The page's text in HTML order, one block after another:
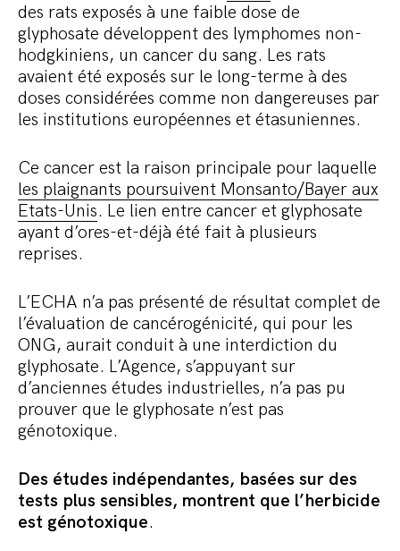
des rats exposés à une faible dose de
glyphosate développent des lymphomes non-
hodgkiniens, un cancer du sang. Les rats
avaient été exposés sur le long-terme à des
doses considérées comme non dangereuses par
les institutions européennes et étasuniennes.
Ce cancer est la raison principale pour laquelle
les plaignants poursuivent Monsanto/Bayer aux
Etats-Unis. Le lien entre cancer et glyphosate
ayant d’ores-et-déjà été fait à plusieurs
reprises.
L’ECHA n’a pas présenté de résultat complet de
l’évaluation de cancérogénicité, qui pour les
ONG, aurait conduit à une interdiction du
glyphosate. L’Agence, s’appuyant sur
d’anciennes études industrielles, n’a pas pu
prouver que le glyphosate n’est pas
génotoxique.
Des études indépendantes, basées sur des
tests plus sensibles, montrent que l’herbicide
est génotoxique.